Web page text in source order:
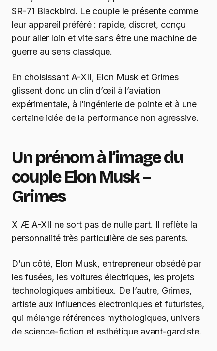
SR-71 Blackbird. Le couple le présente comme
leur appareil préféré : rapide, discret, conçu
pour aller loin et vite sans être une machine de
guerre au sens classique.
En choisissant A-XII, Elon Musk et Grimes
glissent donc un clin d’œil à l’aviation
expérimentale, à l’ingénierie de pointe et à une
certaine idée de la performance non agressive.
Un prénom à l’image du
couple Elon Musk –
Grimes
X Æ A-XII ne sort pas de nulle part. Il reflète la
personnalité très particulière de ses parents.
D’un côté, Elon Musk, entrepreneur obsédé par
les fusées, les voitures électriques, les projets
technologiques ambitieux. De l’autre, Grimes,
artiste aux influences électroniques et futuristes,
qui mélange références mythologiques, univers
de science-fiction et esthétique avant-gardiste.